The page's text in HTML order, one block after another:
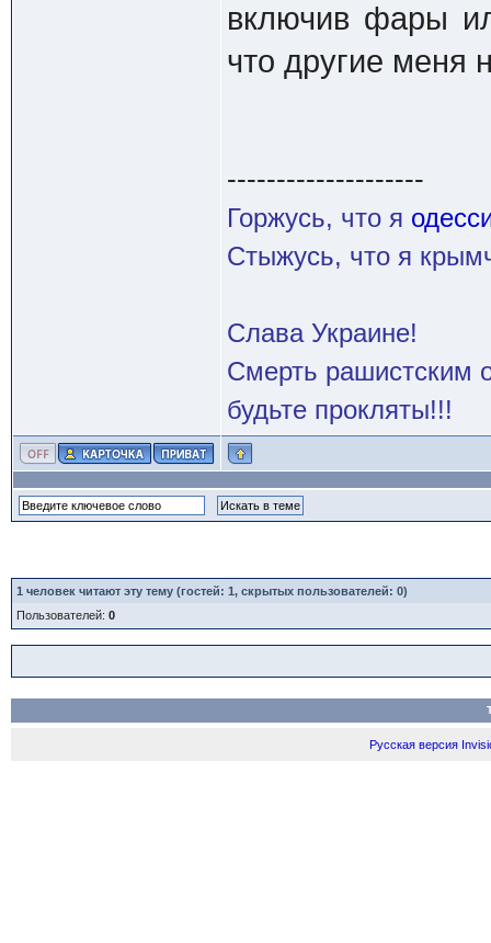
включив фары
что другие меня
--------------------
Горжусь, что я
Стыжусь, что я
Слава Украине!
Смерть рашистским
будьте прокляты!!!
1 человек читают эту тему (гостей: 1, скрытых пользователей: 0)
Пользователей: 0
Русская версия